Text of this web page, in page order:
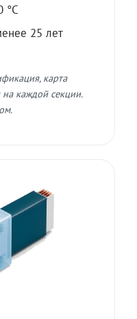
°C
25 лет
карта
каждой секции.